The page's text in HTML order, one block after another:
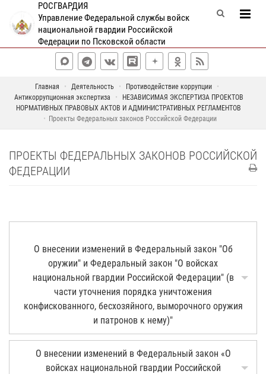
РОСГВАРДИЯ
Управление Федеральной службы войск
национальной гвардии Российской
Федерации по Псковской области
Главная Деятельность
Противодействие коррупции
Антикоррупционная экспертиза
НЕЗАВИСИМАЯ ЭКСПЕРТИЗА ПРОЕКТОВ
НОРМАТИВНЫХ ПРАВОВЫХ АКТОВ И АДМИНИСТРАТИВНЫХ РЕГЛАМЕНТОВ
Проекты Федеральных законов Российской Федерации
ПРОЕКТЫ ФЕДЕРАЛЬНЫХ ЗАКОНОВ РОССИЙСКОЙ
ФЕДЕРАЦИИ
О внесении изменений в Федеральный закон "Об
оружии" и Федеральный закон "О войсках
национальной гвардии Российской Федерации" (в
части уточнения порядка уничтожения
конфискованного, бесхозяйного, выморочного оружия
и патронов к нему)"
О внесении изменений в Федеральный закон «О
войсках национальной гвардии Российской